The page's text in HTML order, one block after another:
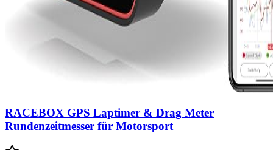
RACEBOX GPS Laptimer & Drag Meter
Rundenzeitmesser für Motorsport